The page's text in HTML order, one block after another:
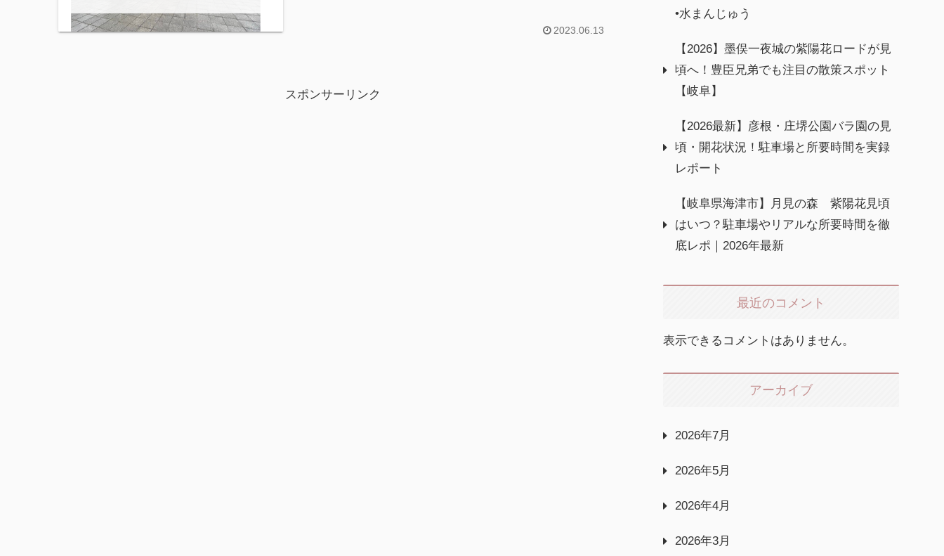
2023.06.13
スポンサーリンク
•水まんじゅう
【2026】墨俣一夜城の紫陽花ロードが見
頃へ！豊臣兄弟でも注目の散策スポット
【岐阜】
【2026最新】彦根・庄堺公園バラ園の見
頃・開花状況！駐車場と所要時間を実録
レポート
【岐阜県海津市】月見の森 紫陽花見頃
はいつ？駐車場やリアルな所要時間を徹
底レポ｜2026年最新
最近のコメント
表示できるコメントはありません。
アーカイブ
2026年7月
2026年5月
2026年4月
2026年3月